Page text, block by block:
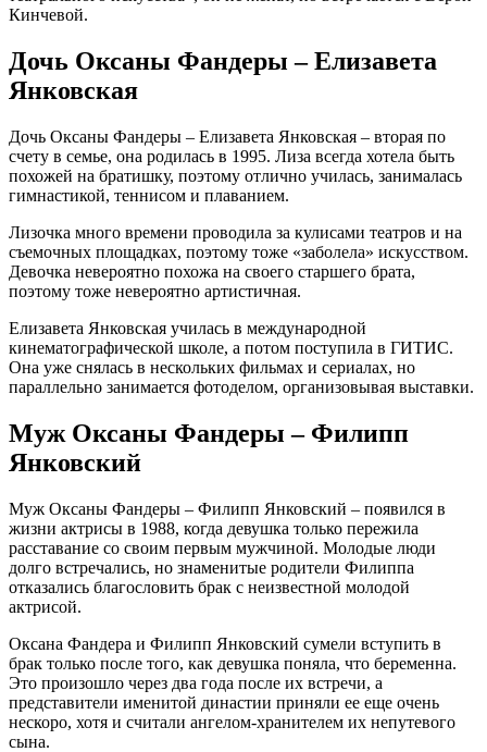
Кинчевой.
Дочь Оксаны Фандеры – Елизавета
Янковская
Дочь Оксаны Фандеры – Елизавета Янковская – вторая по
счету в семье, она родилась в 1995. Лиза всегда хотела быть
похожей на братишку, поэтому отлично училась, занималась
гимнастикой, теннисом и плаванием.
Лизочка много времени проводила за кулисами театров и на
съемочных площадках, поэтому тоже «заболела» искусством.
Девочка невероятно похожа на своего старшего брата,
поэтому тоже невероятно артистичная.
Елизавета Янковская училась в международной
кинематографической школе, а потом поступила в ГИТИС.
Она уже снялась в нескольких фильмах и сериалах, но
параллельно занимается фотоделом, организовывая выставки.
Муж Оксаны Фандеры – Филипп
Янковский
Муж Оксаны Фандеры – Филипп Янковский – появился в
жизни актрисы в 1988, когда девушка только пережила
расставание со своим первым мужчиной. Молодые люди
долго встречались, но знаменитые родители Филиппа
отказались благословить брак с неизвестной молодой
актрисой.
Оксана Фандера и Филипп Янковский сумели вступить в
брак только после того, как девушка поняла, что беременна.
Это произошло через два года после их встречи, а
представители именитой династии приняли ее еще очень
нескоро, хотя и считали ангелом-хранителем их непутевого
сына.